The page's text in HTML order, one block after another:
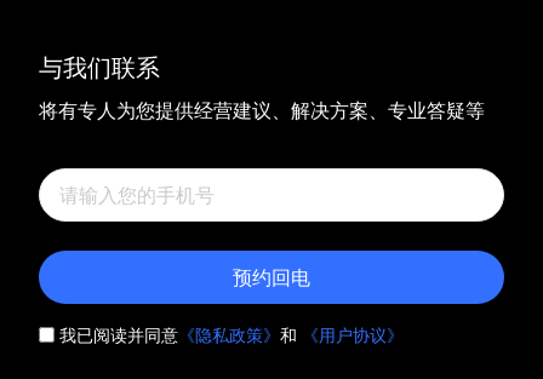
与我们联系
将有专人为您提供经营建议、解决方案、专业答疑等
预约回电
我已阅读并同意 《隐私政策》 和 《用户协议》